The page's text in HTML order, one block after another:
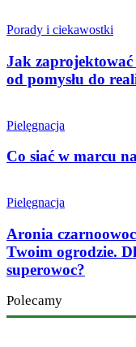
Porady i ciekawostki
Jak
od pomysłu do
Pielęgnacja
Co siać w marcu
Pielęgnacja
Aronia
Twoim ogrodzie.
superowoc?
Polecamy